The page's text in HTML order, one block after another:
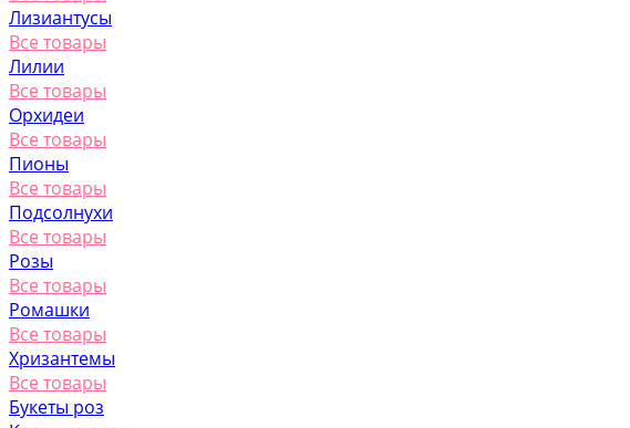
Лизиантусы
Все товары
Лилии
Все товары
Орхидеи
Все товары
Пионы
Все товары
Подсолнухи
Все товары
Розы
Все товары
Ромашки
Все товары
Хризантемы
Все товары
Букеты роз